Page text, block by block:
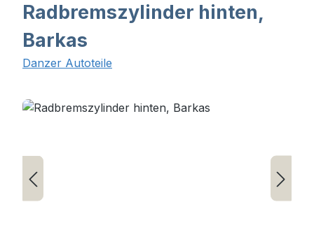
Radbremszylinder hinten,
Barkas
Danzer Autoteile
Bildergalerie überspringen